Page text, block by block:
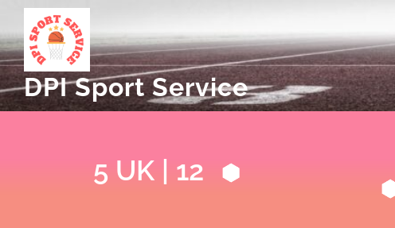
content
DPI Sport Service
5 UK | 12